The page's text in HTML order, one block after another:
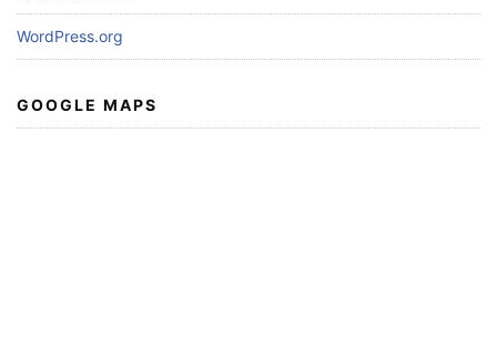
WordPress.org
GOOGLE MAPS